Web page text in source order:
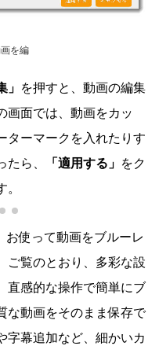
を編
」 を押すと、動画の編集
画面では、動画をカッ
ターマークを入れたりす
ら、
「適用する」 をク
お使って動画をブルーレ
ご覧のとおり、多彩な設
直感的な操作で簡単にブ
な動画をそのまま保存で
字幕追加など、細かいカ